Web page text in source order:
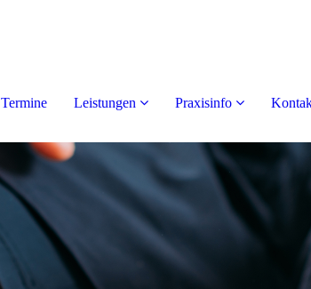
Termine Leistungen Praxisinfo